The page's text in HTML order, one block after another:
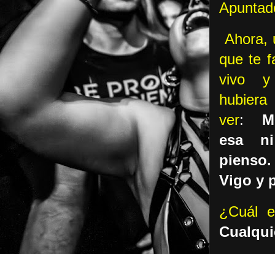
Ahora,
que te
vivo
ver:
esa
Vigo y
¿Cuál